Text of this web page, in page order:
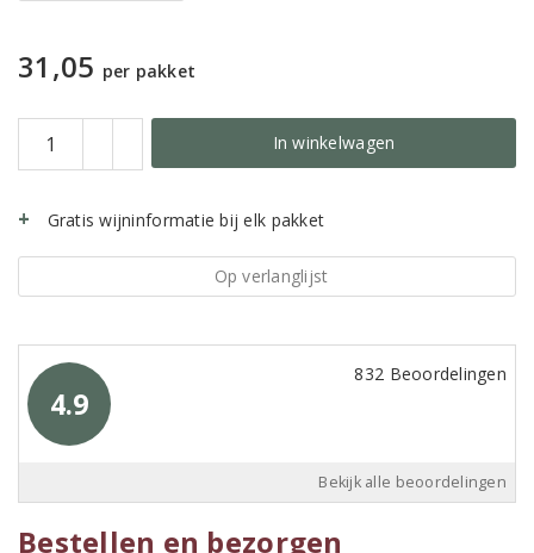
31,05 per pakket
In winkelwagen
Gratis wijninformatie bij elk pakket
Op verlanglijst
4.9
832 Beoordelingen
Bekijk alle beoordelingen
Bestellen en bezorgen